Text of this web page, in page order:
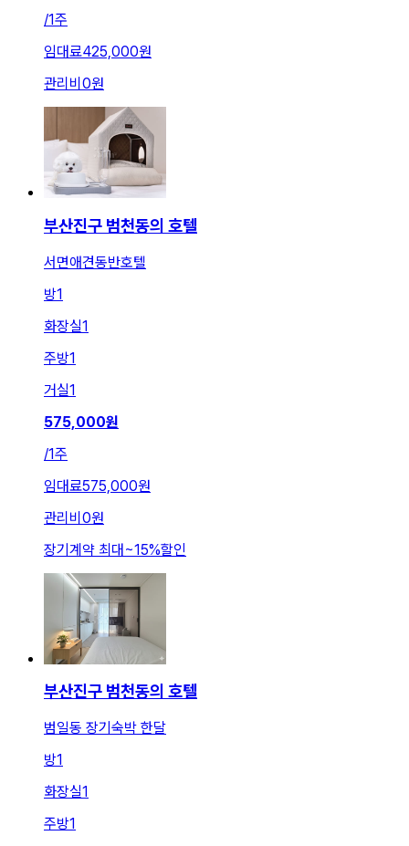
/1주
임대료425,000원
관리비 0원
부산진구 범천동의 호텔
서면애견동반호텔
방1
화장실1
주방1
거실1
575,000원
/1주
임대료575,000원
관리비 0원
장기계약 최대~15%할인
부산진구 범천동의 호텔
범일동 장기숙박 한달
방1
화장실1
주방1